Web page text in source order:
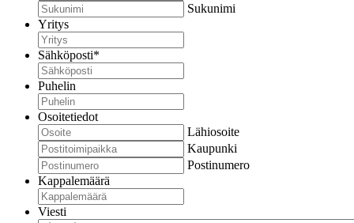
Sukunimi
Yritys
Sähköposti*
Puhelin
Osoitetiedot
Lähiosoite
Kaupunki
Postinumero
Kappalemäärä
Viesti